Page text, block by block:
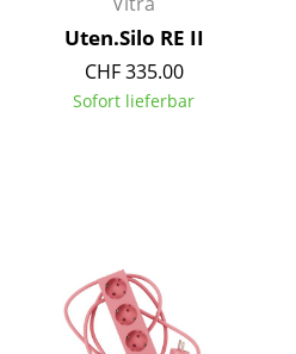
Konferenztische
Stehtische & Stehpulte
Einzelteile
... alle Tische
Uten.Silo RE II
CHF 335.00
Sofort lieferbar